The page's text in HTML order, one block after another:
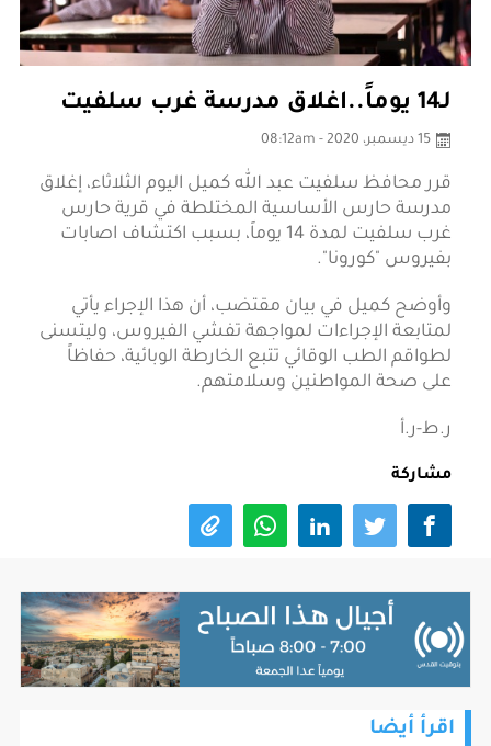
لـ14 يوماً..اغلاق مدرسة غرب سلفيت
15 ديسمبر، 2020 - 08:12am
قرر محافظ سلفيت عبد الله كميل اليوم الثلاثاء، إغلاق
مدرسة حارس الأساسية المختلطة في قرية حارس
غرب سلفيت لمدة 14 يوماً، بسبب اكتشاف اصابات
بفيروس "كورونا".
وأوضح كميل في بيان مقتضب، أن هذا الإجراء يأتي
لمتابعة الإجراءات لمواجهة تفشي الفيروس، وليتسنى
لطواقم الطب الوقائي تتبع الخارطة الوبائية، حفاظاً
على صحة المواطنين وسلامتهم.
ر.ط-ر.أ
مشاركة
اقرأ أيضا